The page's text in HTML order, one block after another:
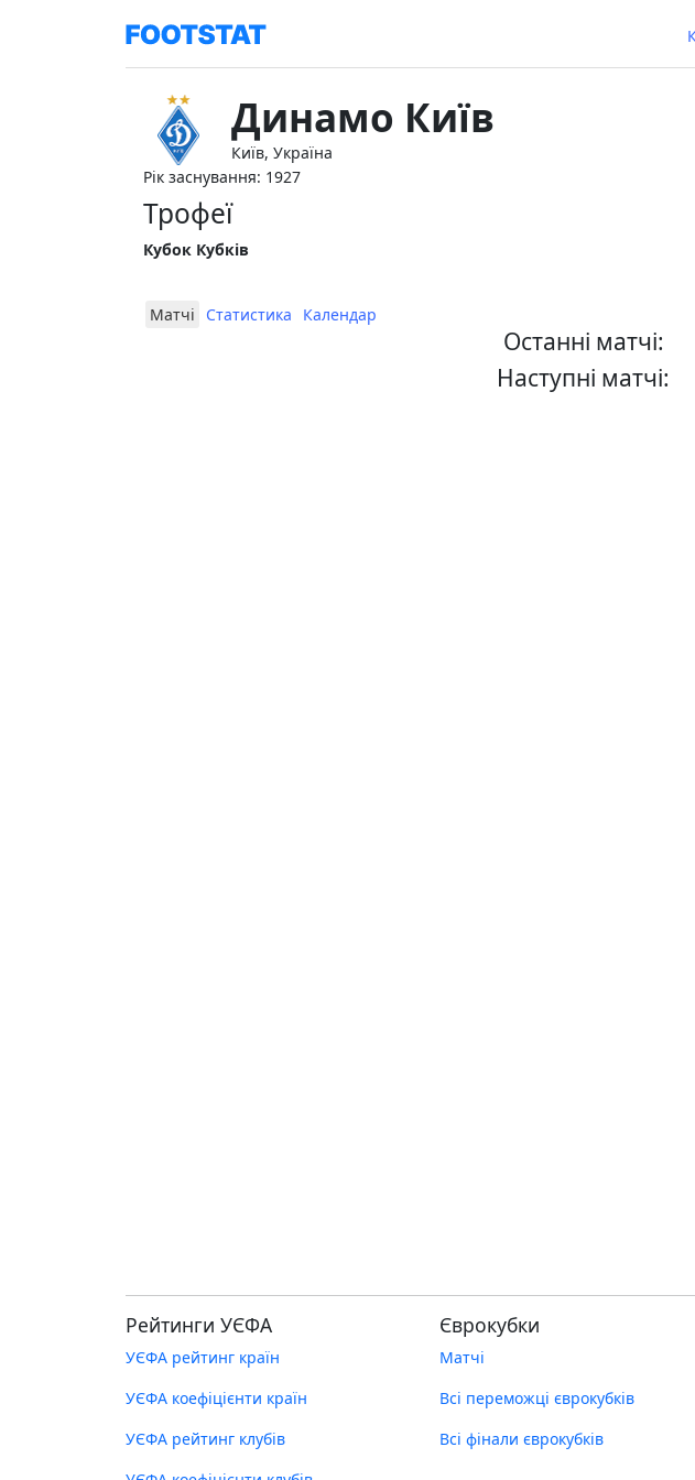
Динамо Київ
Київ, Україна
Рік заснування: 1927
Трофеї
Кубок Кубків
Матчі Статистика Календар
Останні матчі:
Наступні матчі:
Рейтинги УЄФА
УЄФА рейтинг країн
УЄФА коефіцієнти країн
УЄФА рейтинг клубів
Єврокубки
Матчі
Всі переможці єврокубків
Всі фінали єврокубків